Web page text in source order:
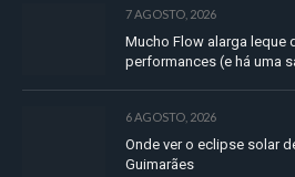
7 AGOSTO, 2026
Mucho Flow alarga leque
performances (e há uma
6 AGOSTO, 2026
Onde ver o eclipse solar
Guimarães